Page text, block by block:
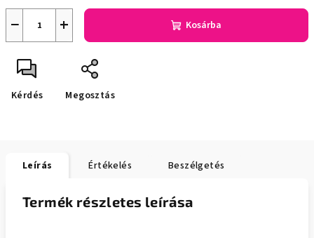
+
− Kosárba
Kérdés Megosztás
Leírás Értékelés Beszélgetés
Termék részletes leírása